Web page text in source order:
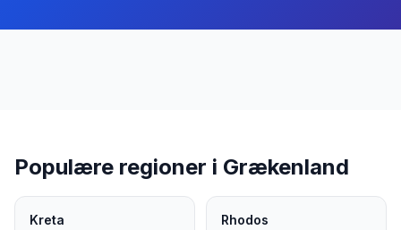
Populære regioner i Grækenland
Kreta Rhodos